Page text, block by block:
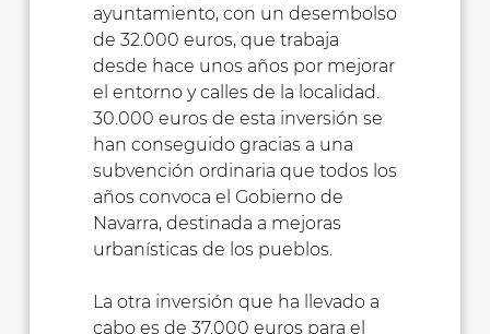
ayuntamiento, con un desembolso
de 32.000 euros, que trabaja
desde hace unos años por mejorar
el entorno y calles de la localidad.
30.000 euros de esta inversión se
han conseguido gracias a una
subvención ordinaria que todos los
años convoca el Gobierno de
Navarra, destinada a mejoras
urbanísticas de los pueblos.
La otra inversión que ha llevado a
cabo es de 37.000 euros para el